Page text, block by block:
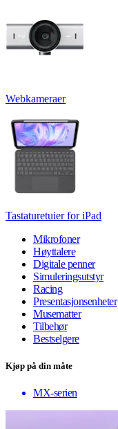
Webkameraer
Tastaturetuier for iPad
Mikrofoner
Høyttalere
Digitale penner
Simuleringsutstyr
Racing
Presentasjonsenheter
Musematter
Tilbehør
Bestselgere
Kjøp på din måte
MX-serien